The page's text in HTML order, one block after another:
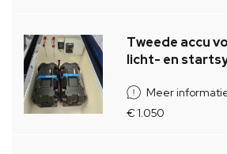
Tweede accu
licht- en
Meer
€ 1.050